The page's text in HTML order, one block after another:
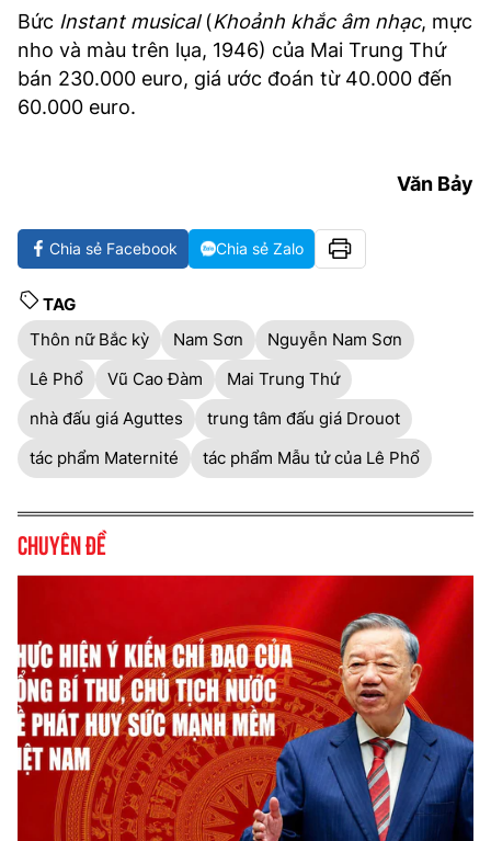
Bức Instant musical(Khoảnh khắc âm nhạc, mực
nho và màu trên lụa, 1946) của Mai Trung Thứ
bán 230.000 euro, giá ước đoán từ 40.000 đến
60.000 euro.
Văn Bảy
Chia sẻ Facebook Chia sẻ Zalo
TAG
Thôn nữ Bắc kỳ
Nam Sơn
Nguyễn Nam Sơn
Lê Phổ
Vũ Cao Đàm
Mai Trung Thứ
nhà đấu giá Aguttes
trung tâm đấu giá Drouot
tác phẩm Maternité
tác phẩm Mẫu tử của Lê Phổ
Chuyên đề